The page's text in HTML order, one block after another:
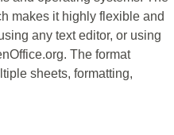
makes it highly flexible and
any text editor, or using
The format
sheets, formatting,